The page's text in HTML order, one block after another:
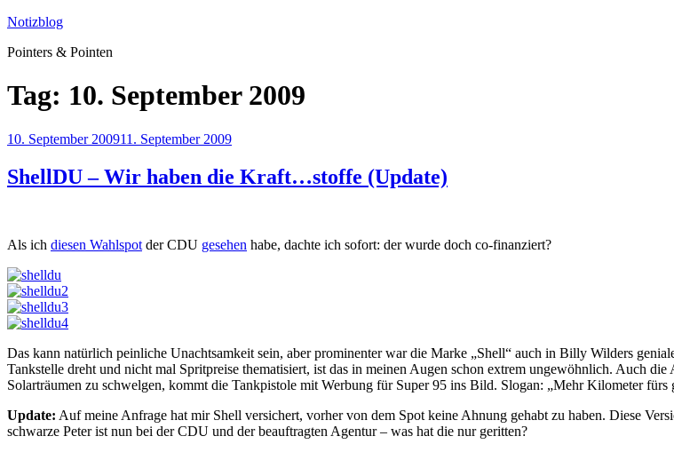
Zum
springen
Notizblog
Pointers & Pointen
Tag: 10. September 2009
Veröffentlicht
10. September 200911. September 2009
ShellDU – Wir haben die Kraft…stoffe (Update)
Als ich diesen Wahlspot der CDU gesehen habe, dachte ich sofort: der wurde doch co-finanziert?
Das kann natürlich peinliche Unachtsamkeit sein, aber prominenter war die Marke „Shell“ auch in Billy Wilders
Tankstelle dreht und nicht mal Spritpreise thematisiert, ist das in meinen Augen schon extrem ungewöhnlich. Auch
Solarträumen zu schwelgen, kommt die Tankpistole mit Werbung für Super 95 ins Bild. Slogan: „Mehr Kilometer fürs
Update: Auf meine Anfrage hat mir Shell versichert, vorher von dem Spot keine Ahnung gehabt zu haben. Diese
schwarze Peter ist nun bei der CDU und der beauftragten Agentur – was hat die nur geritten?